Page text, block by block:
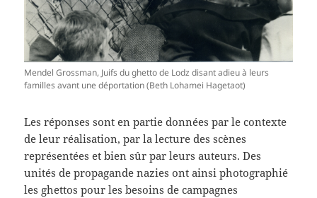
Mendel Grossman, Juifs du ghetto de Lodz disant adieu à leurs
familles avant une déportation (Beth Lohamei Hagetaot)
Les réponses sont en partie données par le contexte
de leur réalisation, par la lecture des scènes
représentées et bien sûr par leurs auteurs. Des
unités de propagande nazies ont ainsi photographié
les ghettos pour les besoins de campagnes